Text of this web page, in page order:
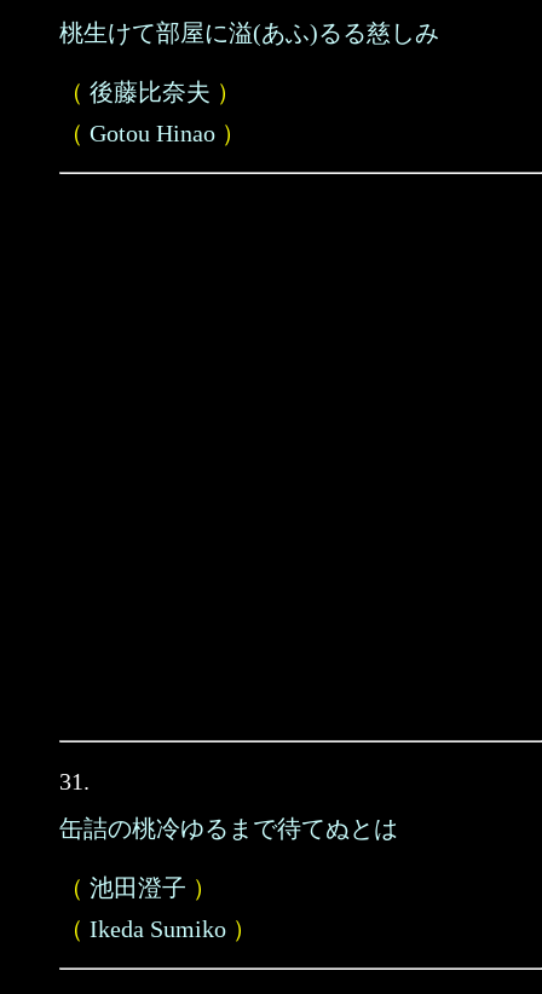
桃生けて部屋に溢(あふ)るる慈しみ
（ 後藤比奈夫 ）
（ Gotou Hinao ）
31.
缶詰の桃冷ゆるまで待てぬとは
（ 池田澄子 ）
（ Ikeda Sumiko ）